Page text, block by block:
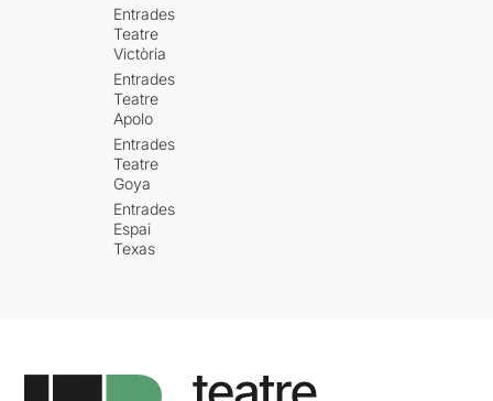
Entrades
Teatre
Victòria
Entrades
Teatre
Apolo
Entrades
Teatre
Goya
Entrades
Espai
Texas